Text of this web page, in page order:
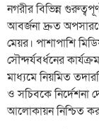
নগরীর বিভিন্ন
আবর্জনা দ্রুত
মেয়র। পাশাপাশি
সৌন্দর্যবর্ধনের
মাধ্যমে নিয়মিত
ও সচিবকে নির্দেশনা
আলোকায়ন নিশ্চিত